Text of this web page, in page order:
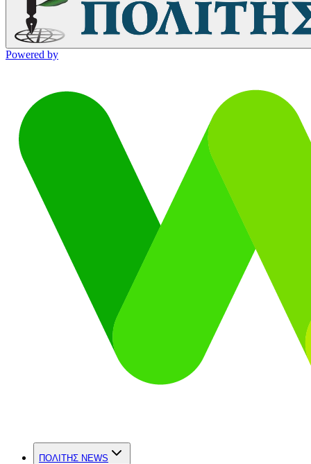
Powered by
ΠΟΛΙΤΗΣ NEWS